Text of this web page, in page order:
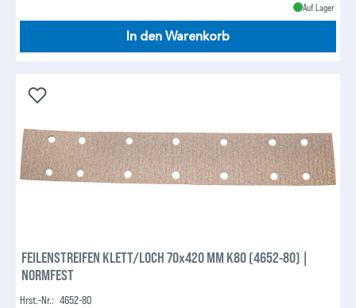
Auf Lager
In den Warenkorb
FEILENSTREIFEN KLETT/LOCH 70x420 MM K80 (4652-80) |
NORMFEST
Hrst.-Nr.: 4652-80